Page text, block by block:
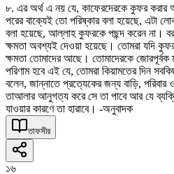
৮. এর অর্থ এ নয় যে, কাফেরদেরকে কুফর করার
পরের বাক্যেই তো পরিষ্কার বলা হয়েছে, এটা
বলা হয়েছে, আল্লাহ কুফরকে পছন্দ করেন না।
ক্ষমতা অবশ্যই দেওয়া হয়েছে। তোমরা যদি
ক্ষমতা তোমাদের আছে। তোমাদেরকে জোরপূর্বক
পরিণাম হবে এই যে, তোমরা কিয়ামতের দিন
বলেন, জান্নাতে প্রত্যেকের জন্য বাড়ি,
তাআলার আনুগত্য করে সে তা পাবে আর যে
যাওয়ার কারণে তা হারাবে। -অনুবাদক
তাফসীর
১৬